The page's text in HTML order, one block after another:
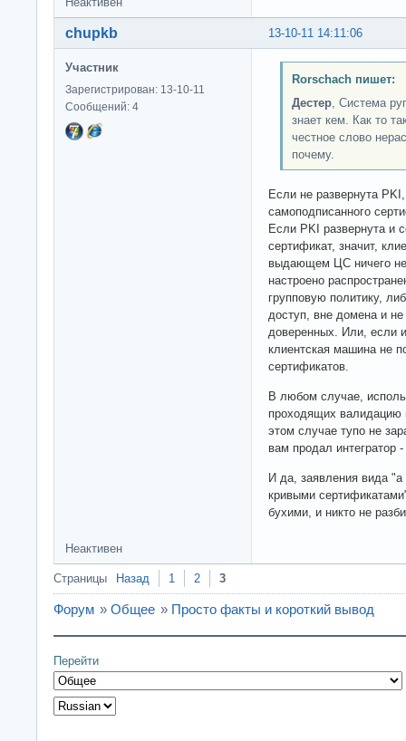
13-10-11 14:11:06
chupkb
Участник
Зарегистрирован: 13-10-11
Сообщений: 4
Rorschach пишет:
Дестер, Система
знает кем. Как то
честное слово
почему.
Если не развернута
самоподписанного
Если PKI развернута и
сертификат, значит,
выдающем ЦС ничего не
настроено
групповую политику,
доступ, вне домена и не
доверенных. Или, если
клиентская машина не
сертификатов.
В любом случае,
проходящих валидацию
этом случае тупо не
вам продал интегратор
И да, заявления вида
кривыми
бухими, и никто не
Неактивен
Страницы Назад 1 2 3
Форум » Общее » Просто факты и короткий вывод
Перейти